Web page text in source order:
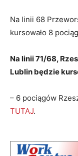
Na linii 68
kursowało 8
Na linii 71/68,
Lublin będzie
– 6 pociągów
TUTAJ.